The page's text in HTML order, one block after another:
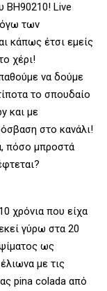
BH90210! Live
των
κάπως έτσι εμείς
χέρι!
να δούμε
το σπουδαίο
και με
στο κανάλι!
πόσο μπροστά
χρόνια που είχα
γύρω στα 20
ως
με τις
pina colada από